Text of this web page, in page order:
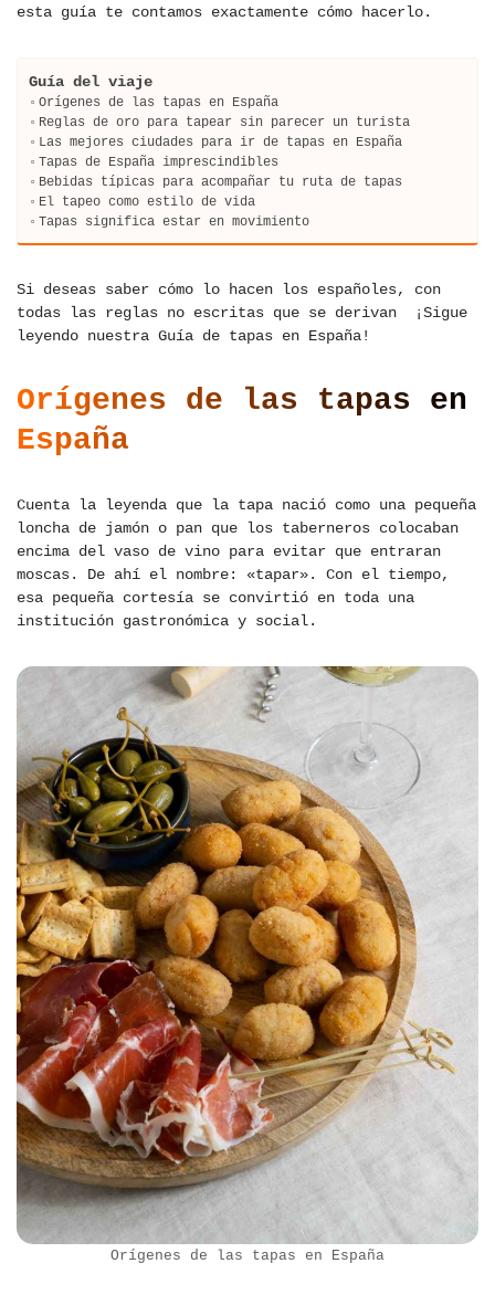
esta guía te contamos exactamente cómo hacerlo.
Guía del viaje
Orígenes de las tapas en España
Reglas de oro para tapear sin parecer un turista
Las mejores ciudades para ir de tapas en España
Tapas de España imprescindibles
Bebidas típicas para acompañar tu ruta de tapas
El tapeo como estilo de vida
Tapas significa estar en movimiento
Si deseas saber cómo lo hacen los españoles, con
todas las reglas no escritas que se derivan ¡Sigue
leyendo nuestra Guía de tapas en España!
Orígenes de las tapas en
España
Cuenta la leyenda que la tapa nació como una pequeña
loncha de jamón o pan que los taberneros colocaban
encima del vaso de vino para evitar que entraran
moscas. De ahí el nombre: «tapar». Con el tiempo,
esa pequeña cortesía se convirtió en toda una
institución gastronómica y social.
Orígenes de las tapas en España